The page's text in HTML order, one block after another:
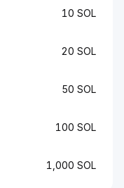
10 SOL
20 SOL
50 SOL
100 SOL
1,000 SOL